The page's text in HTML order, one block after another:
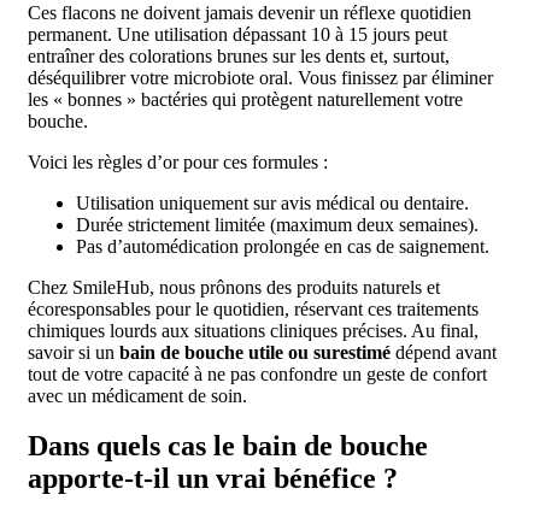
Ces flacons ne doivent jamais devenir un réflexe quotidien
permanent. Une utilisation dépassant 10 à 15 jours peut
entraîner des colorations brunes sur les dents et, surtout,
déséquilibrer votre microbiote oral. Vous finissez par éliminer
les « bonnes » bactéries qui protègent naturellement votre
bouche.
Voici les règles d’or pour ces formules :
Utilisation uniquement sur avis médical ou dentaire.
Durée strictement limitée (maximum deux semaines).
Pas d’automédication prolongée en cas de saignement.
Chez SmileHub, nous prônons des produits naturels et
écoresponsables pour le quotidien, réservant ces traitements
chimiques lourds aux situations cliniques précises. Au final,
savoir si un bain de bouche utile ou surestimé dépend avant
tout de votre capacité à ne pas confondre un geste de confort
avec un médicament de soin.
Dans quels cas le bain de bouche
apporte-t-il un vrai bénéfice ?